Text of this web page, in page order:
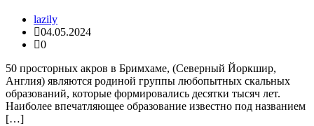
lazily
04.05.2024
0
50 просторных акров в Бримхаме, (Северный Йоркшир,
Англия) являются родиной группы любопытных скальных
образований, которые формировались десятки тысяч лет.
Наиболее впечатляющее образование известно под названием
[…]